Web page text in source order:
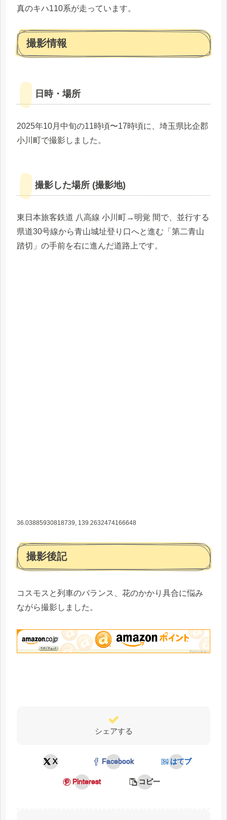
真のキハ110系が走っています。
撮影情報
日時・場所
2025年10月中旬の11時頃〜17時頃に、埼玉県比企郡
小川町で撮影しました。
撮影した場所 (撮影地)
東日本旅客鉄道 八高線 小川町→明覚 間で、並行する
県道30号線から青山城址登り口へと進む「第二青山
踏切」の手前を右に進んだ道路上です。
36.03885930818739, 139.2632474166648
撮影後記
コスモスと列車のバランス、花のかかり具合に悩み
ながら撮影しました。
シェアする
X Facebook はてブ
Pinterest コピー